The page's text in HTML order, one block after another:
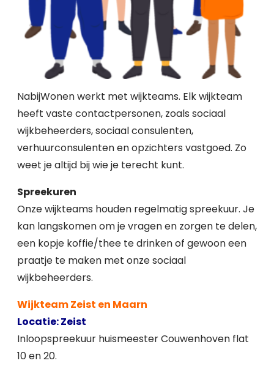
NabijWonen werkt met wijkteams. Elk wijkteam
heeft vaste contactpersonen, zoals sociaal
wijkbeheerders, sociaal consulenten,
verhuurconsulenten en opzichters vastgoed. Zo
weet je altijd bij wie je terecht kunt.
Spreekuren
Onze wijkteams houden regelmatig spreekuur. Je
kan langskomen om je vragen en zorgen te delen,
een kopje koffie/thee te drinken of gewoon een
praatje te maken met onze sociaal
wijkbeheerders.
Wijkteam Zeist en Maarn
Locatie: Zeist
Inloopspreekuur huismeester Couwenhoven flat
10 en 20.